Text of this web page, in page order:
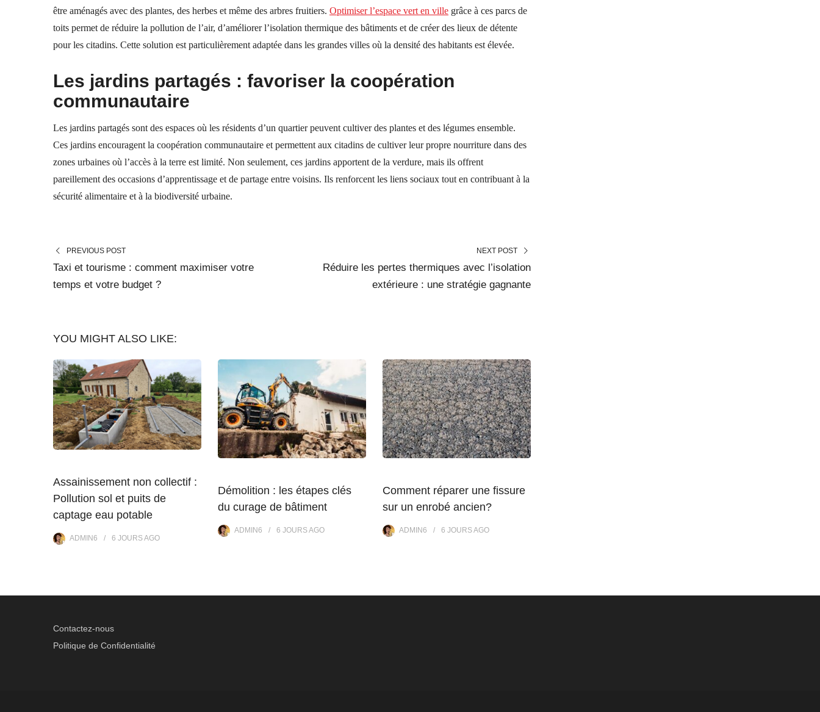
être aménagés avec des plantes, des herbes et même des arbres fruitiers. Optimiser l’espace vert en ville grâce à ces parcs de
toits permet de réduire la pollution de l’air, d’améliorer l’isolation thermique des bâtiments et de créer des lieux de détente
pour les citadins. Cette solution est particulièrement adaptée dans les grandes villes où la densité des habitants est élevée.
Les jardins partagés : favoriser la coopération
communautaire
Les jardins partagés sont des espaces où les résidents d’un quartier peuvent cultiver des plantes et des légumes ensemble.
Ces jardins encouragent la coopération communautaire et permettent aux citadins de cultiver leur propre nourriture dans des
zones urbaines où l’accès à la terre est limité. Non seulement, ces jardins apportent de la verdure, mais ils offrent
pareillement des occasions d’apprentissage et de partage entre voisins. Ils renforcent les liens sociaux tout en contribuant à la
sécurité alimentaire et à la biodiversité urbaine.
PREVIOUS POST
Taxi et tourisme : comment maximiser votre
temps et votre budget ?
NEXT POST
Réduire les pertes thermiques avec l’isolation
extérieure : une stratégie gagnante
YOU MIGHT ALSO LIKE:
Assainissement non collectif :
Pollution sol et puits de
captage eau potable
ADMIN6 6 JOURSAGO
Démolition : les étapes clés
du curage de bâtiment
ADMIN6 6 JOURSAGO
Comment réparer une fissure
sur un enrobé ancien?
ADMIN6 6 JOURSAGO
Contactez-nous
Politique de Confidentialité